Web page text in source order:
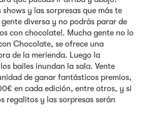
y las sorpresas que más te
diversa y no podrás parar de
con chocolate!. Mucha gente no lo
Chocolate, se ofrece una
de la merienda. Luego la
bailes inundan la sala. Vente
de ganar fantásticos premios,
en cada edición, entre otros, y si
regalitos y las sorpresas serán